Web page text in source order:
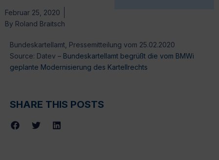
Februar 25, 2020
By Roland Braitsch
Bundeskartellamt, Pressemitteilung vom 25.02.2020
Source: Datev – Bundeskartellamt begrüßt die vom BMWi
geplante Modernisierung des Kartellrechts
SHARE THIS POSTS